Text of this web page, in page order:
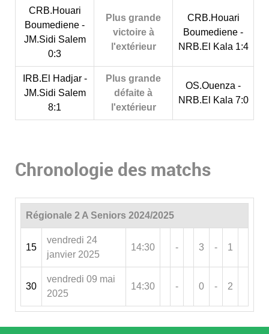
CRB.Houari
Boumediene -
JM.Sidi Salem
0:3
Plus grande
victoire à
l'extérieur
CRB.Houari
Boumediene -
NRB.El Kala 1:4
IRB.El Hadjar -
JM.Sidi Salem
8:1
Plus grande
défaite à
l'extérieur
OS.Ouenza -
NRB.El Kala 7:0
Chronologie des matchs
Régionale 2 A Seniors 2024/2025
15
vendredi 24
janvier 2025
14:30 - 3 - 1
30
vendredi 09 mai
2025
14:30 - 0 - 2